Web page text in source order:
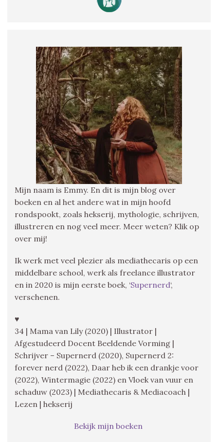
Mijn naam is Emmy. En dit is mijn blog over
boeken en al het andere wat in mijn hoofd
rondspookt, zoals hekserij, mythologie, schrijven,
illustreren en nog veel meer. Meer weten? Klik op
over mij!
Ik werk met veel plezier als mediathecaris op een
middelbare school, werk als freelance illustrator
en in 2020 is mijn eerste boek, ‘Supernerd‘,
verschenen.
♥
34 | Mama van Lily (2020) | Illustrator |
Afgestudeerd Docent Beeldende Vorming |
Schrijver – Supernerd (2020), Supernerd 2:
forever nerd (2022), Daar heb ik een drankje voor
(2022), Wintermagie (2022) en Vloek van vuur en
schaduw (2023) | Mediathecaris & Mediacoach |
Lezen | hekserij
Bekijk mijn boeken